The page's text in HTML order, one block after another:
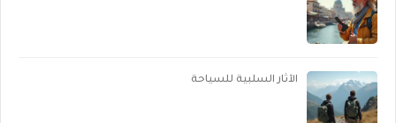
الآثار السلبية للسياحة